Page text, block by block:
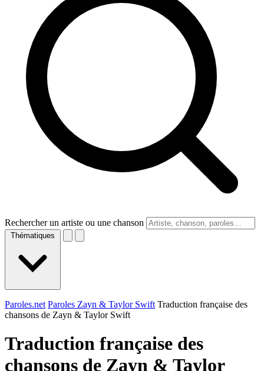
Rechercher un artiste ou une chanson
Thématiques
Paroles.net Paroles Zayn & Taylor Swift Traduction française des
chansons de Zayn & Taylor Swift
Traduction française des
chansons de Zayn & Taylor